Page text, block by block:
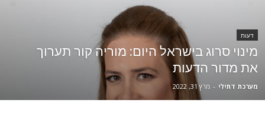
דעות
מינוי סרוג בישראל היום: מוריה קור תערוך
את מדור הדעות
מערכת דתילי - מרץ 31, 2022